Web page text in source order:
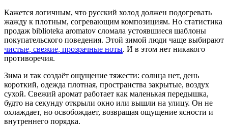
Кажется логичным, что русский холод должен подогревать
жажду к плотным, согревающим композициям. Но статистика
продаж biblioteka aromatov сломала устоявшиеся шаблоны
покупательского поведения. Этой зимой люди чаще выбирают
чистые, свежие, прозрачные ноты. И в этом нет никакого
противоречия.
Зима и так создаёт ощущение тяжести: солнца нет, день
короткий, одежда плотная, пространства закрытые, воздух
сухой. Свежий аромат работает как маленькая передышка,
будто на секунду открыли окно или вышли на улицу. Он не
охлаждает, но освобождает, возвращая ощущение ясности и
внутреннего порядка.